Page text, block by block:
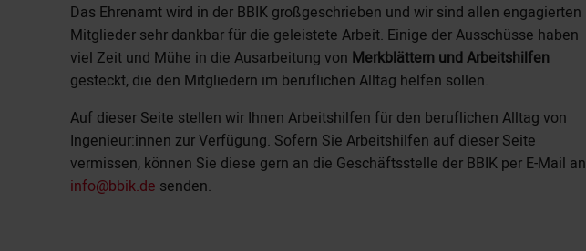
Das Ehrenamt wird in der BBIK großgeschrieben und wir sind allen engagierten
Mitglieder sehr dankbar für die geleistete Arbeit. Einige der Ausschüsse haben
viel Zeit und Mühe in die Ausarbeitung von Merkblättern und Arbeitshilfen
gesteckt, die den Mitgliedern im beruflichen Alltag helfen sollen.
Auf dieser Seite stellen wir Ihnen Arbeitshilfen für den beruflichen Alltag von
Ingenieur:innen zur Verfügung. Sofern Sie Arbeitshilfen auf dieser Seite
vermissen, können Sie diese gern an die Geschäftsstelle der BBIK per E-Mail an
info@bbik.de senden.